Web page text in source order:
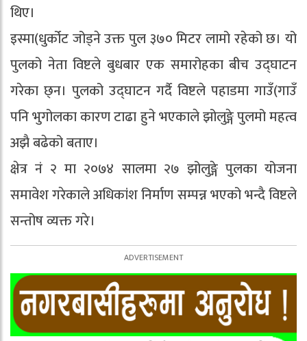
थिए।
इस्मा(धुर्कोट जोड्ने उक्त पुल ३७० मिटर लामो रहेको छ। यो
पुलको नेता विष्टले बुधबार एक समारोहका बीच उद्घाटन
गरेका छ्न। पुलको उद्घाटन गर्दै विष्टले पहाडमा गाउँ(गाउँ
पनि भुगोलका कारण टाढा हुने भएकाले झोलुङ्गे पुलमो महत्व
अझै बढेको बताए।
क्षेत्र नं २ मा २०७४ सालमा २७ झोलुङ्गे पुलका योजना
समावेश गरेकाले अधिकांश निर्माण सम्पन्न भएको भन्दै विष्टले
सन्तोष व्यक्त गरे।